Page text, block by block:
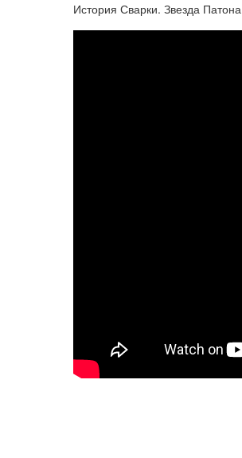
История Сварки. Звезда Патона